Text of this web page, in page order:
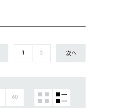
1 2 次へ
60